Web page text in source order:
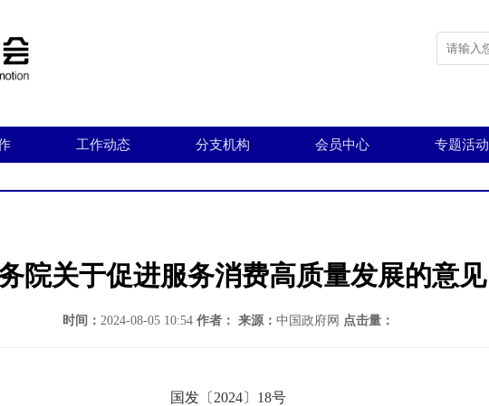
工作动态 分支机构 会员中心 专题活动
院关于促进服务消费高质量发展的意见
时间： 2024-08-05 10:54 作者： 来源： 中国政府网 点击量：
国发〔2024〕18号